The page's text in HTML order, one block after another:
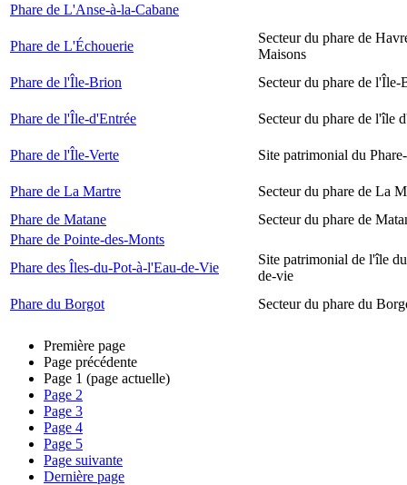
Phare de L'Anse-à-la-Cabane
Phare de L'Échouerie
Secteur du phare de
Maisons
Phare de l'Île-Brion
Secteur du phare de l'Île-
Phare de l'Île-d'Entrée Secteur du phare de l'île
Phare de l'Île-Verte Site patrimonial du
Phare de La Martre
Secteur du phare de La
Phare de Matane
Secteur du phare de
Phare de Pointe-des-Monts
Phare des Îles-du-Pot-à-l'Eau-de-Vie
Site patrimonial de l'île
de-vie
Phare du Borgot
Secteur du phare du
Première page
Page précédente
Page 1 (page actuelle)
Page 2
Page 3
Page 4
Page 5
Page suivante
Dernière page